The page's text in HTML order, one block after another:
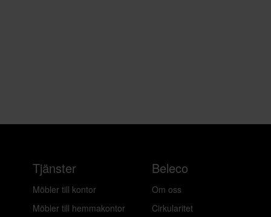
Tjänster
Möbler till kontor
Möbler till hemmakontor
Beleco
Om oss
Cirkularitet